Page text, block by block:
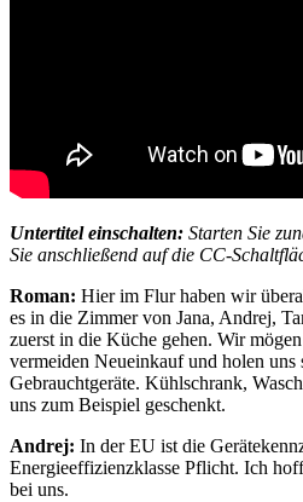
Untertitel einschalten: Starten Sie
Sie anschließend auf die CC-
Roman: Hier im Flur haben wir
es in die Zimmer von Jana, Andrej,
zuerst in die Küche gehen. Wir
vermeiden Neueinkauf und holen uns
Gebrauchtgeräte. Kühlschrank,
uns zum Beispiel geschenkt.
Andrej: In der EU ist die
Energieeffizienzklasse Pflicht. Ich
bei uns.